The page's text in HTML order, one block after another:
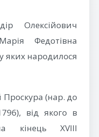
Олексійович
Федотівна
яких народилося
Проскура (нар. до
від якого в
кінець XVIII